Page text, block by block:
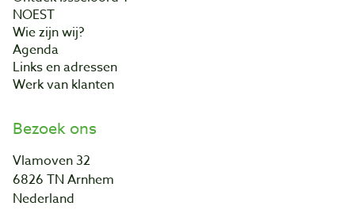
NOEST
Wie zijn wij?
Agenda
Links en adressen
Werk van klanten
Bezoek ons
Vlamoven 32
6826 TN Arnhem
Nederland